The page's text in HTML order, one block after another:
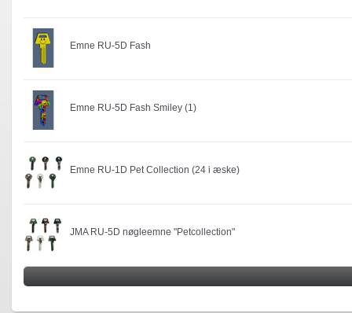
Emne RU-5D Fash
Emne RU-5D Fash Smiley (1)
Emne RU-1D Pet Collection (24 i æske)
JMA RU-5D nøgleemne "Petcollection"